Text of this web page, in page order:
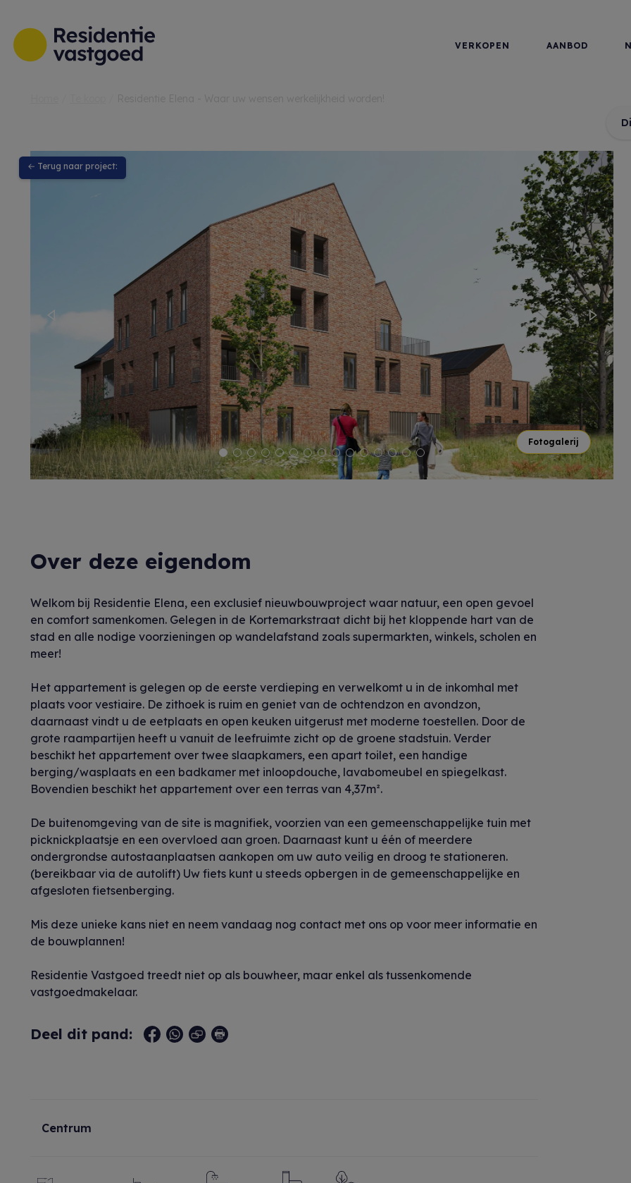
VERKOPEN AANBOD
← Terug naar project:
Previous Next
Fotogalerij
Over deze eigendom
Welkom bij Residentie Elena, een exclusief nieuwbouwproject waar natuur, een open gevoel
en comfort samenkomen. Gelegen in de Kortemarkstraat dicht bij het kloppende hart van de
stad en alle nodige voorzieningen op wandelafstand zoals supermarkten, winkels, scholen en
meer!
Het appartement is gelegen op de eerste verdieping en verwelkomt u in de inkomhal met
plaats voor vestiaire. De zithoek is ruim en geniet van de ochtendzon en avondzon,
daarnaast vindt u de eetplaats en open keuken uitgerust met moderne toestellen. Door de
grote raampartijen heeft u vanuit de leefruimte zicht op de groene stadstuin. Verder
beschikt het appartement over twee slaapkamers, een apart toilet, een handige
berging/wasplaats en een badkamer met inloopdouche, lavabomeubel en spiegelkast.
Bovendien beschikt het appartement over een terras van 4,37m².
De buitenomgeving van de site is magnifiek, voorzien van een gemeenschappelijke tuin met
picknickplaatsje en een overvloed aan groen. Daarnaast kunt u één of meerdere
ondergrondse autostaanplaatsen aankopen om uw auto veilig en droog te stationeren.
(bereikbaar via de autolift) Uw fiets kunt u steeds opbergen in de gemeenschappelijke en
afgesloten fietsenberging.
Mis deze unieke kans niet en neem vandaag nog contact met ons op voor meer informatie en
de bouwplannen!
Residentie Vastgoed treedt niet op als bouwheer, maar enkel als tussenkomende
vastgoedmakelaar.
Deel dit pand:
Centrum